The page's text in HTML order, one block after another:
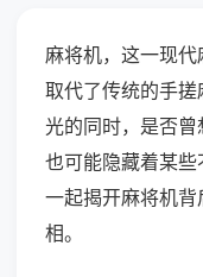
麻将机，这一现
取代了传统的手
光的同时，是否
也可能隐藏着某
一起揭开麻将机
相。